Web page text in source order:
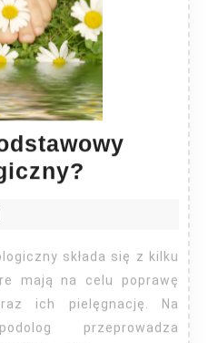
zabieg
mają na celu poprawę
ich pielęgnację. Na
przeprowadza